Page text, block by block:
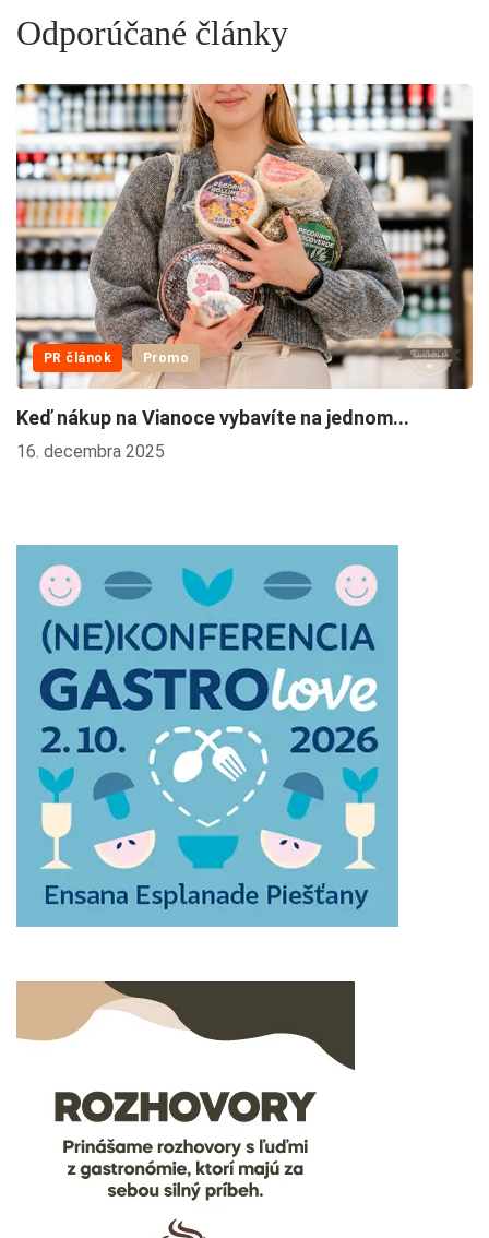
Odporúčané články
PR článok Promo
Keď nákup na Vianoce vybavíte na jednom...
16. decembra 2025